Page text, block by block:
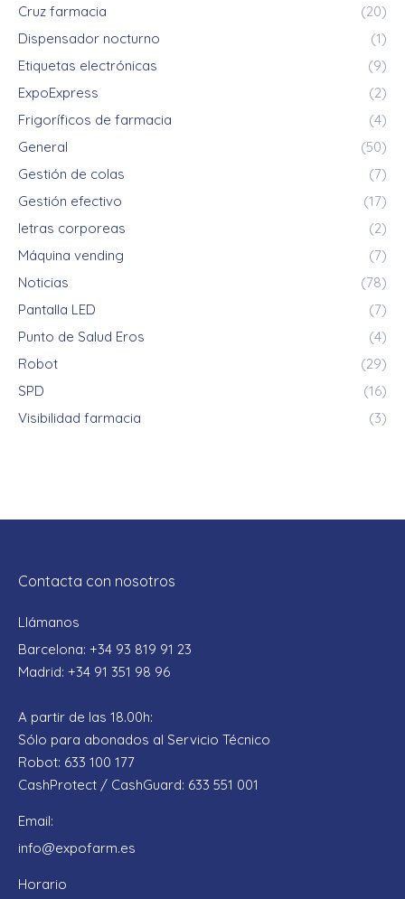
Cruz farmacia
(20)
Dispensador nocturno
(1)
Etiquetas electrónicas
(9)
ExpoExpress
(2)
Frigoríficos de farmacia
(4)
General
(50)
Gestión de colas
(7)
Gestión efectivo
(17)
letras corporeas
(2)
Máquina vending
(7)
Noticias
(78)
Pantalla LED
(7)
Punto de Salud Eros
(4)
Robot
(29)
SPD
(16)
Visibilidad farmacia
(3)
Contacta con nosotros
Llámanos
Barcelona: +34 93 819 91 23
Madrid: +34 91 351 98 96
A partir de las 18.00h:
Sólo para abonados al Servicio Técnico
Robot: 633 100 177
CashProtect / CashGuard: 633 551 001
Email:
info@expofarm.es
Horario